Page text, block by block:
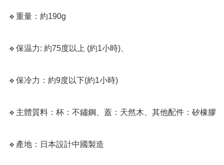
🔹重量：約190g
🔹保温力: 約75度以上 (約1小時)、
🔹保冷力：約9度以下(約1小時)
🔹主體質料：杯：不鏽鋼、蓋：天然木、其他配件：矽橡膠
🔹產地：日本設計中國製造﻿